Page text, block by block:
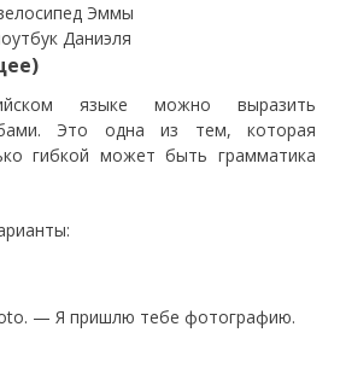
Эммы
Даниэля
языке можно выразить
Это одна из тем, которая
гибкой может быть грамматика
— Я пришлю тебе фотографию.